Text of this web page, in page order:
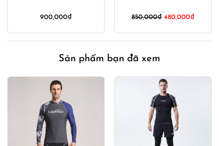
900,000₫ 850,000₫ Giá
480,000₫Giá
Sản phẩm bạn đã xem